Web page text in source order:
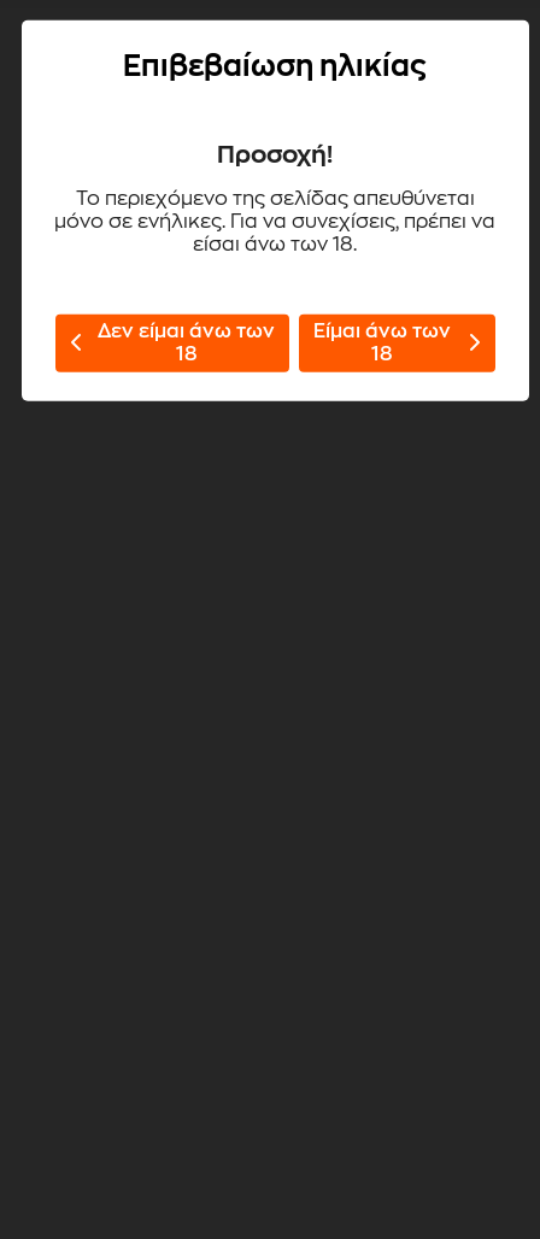
Επιβεβαίωση ηλικίας
Προσοχή!
Το περιεχόμενο της σελίδας απευθύνεται
μόνο σε ενήλικες. Για να συνεχίσεις, πρέπει να
είσαι άνω των 18.
Δεν είμαι άνω των
18
Είμαι άνω των
18